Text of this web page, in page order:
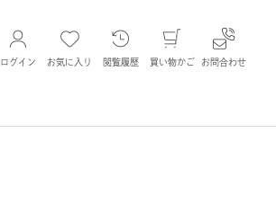
ログイン お気に入り 閲覧履歴 買い物かご お問合わせ